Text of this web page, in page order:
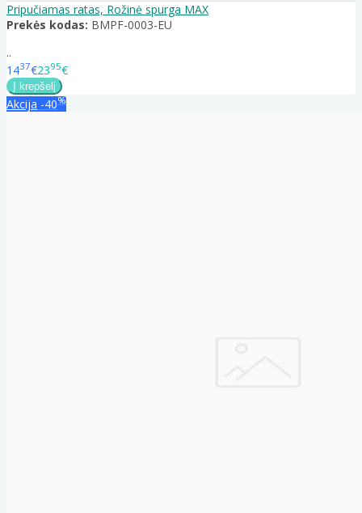
Pripučiamas ratas, Rožinė spurga MAX
Prekės kodas: BMPF-0003-EU
..
1437€2395€
Akcija -40%